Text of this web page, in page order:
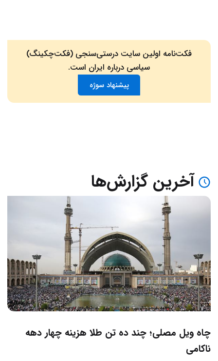
فکت‌نامه اولین سایت درستی‌سنجی (فکت‌چکینگ)
سیاسی درباره ایران است.
پیشنهاد سوژه
آخرین گزارش‌ها
چاه ویل مصلی؛ چند ده تن طلا هزینه چهار دهه
ناکامی